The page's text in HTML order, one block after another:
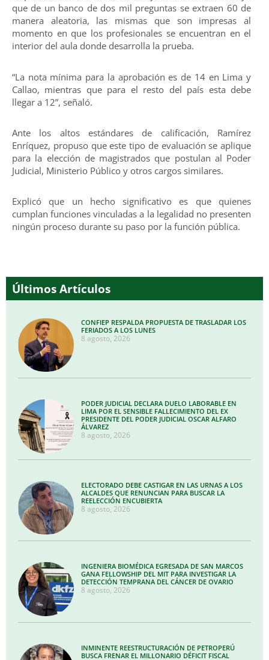
que de un banco de dos mil preguntas se extraen 60 de
manera aleatoria, las mismas que son impresas al
momento en que los profesionales se encuentran en el
interior del aula donde desarrolla la prueba.
“La nota mínima para la aprobación es de 14 en Lima y
Callao, mientras que para el resto del país esta debe
llegar a 12”, señaló.
Ante los altos estándares de calificación, Ramírez
Enríquez, propuso que este tipo de evaluación se aplique
para la elección de magistrados que postulan al Poder
Judicial, Ministerio Público y otros cargos similares.
Explicó que un hecho significativo es que quienes
cumplan funciones vinculadas a la legalidad no presenten
ningún proceso durante su paso por la función pública.
Últimos Artículos
CONFIEP RESPALDA PROPUESTA DE TRASLADAR LOS
FERIADOS A LOS LUNES
8 agosto, 2026
PODER JUDICIAL DECLARA DUELO LABORABLE EN
LIMA POR EL SENSIBLE FALLECIMIENTO DEL EX
PRESIDENTE DEL PODER JUDICIAL OSCAR ALFARO
ÁLVAREZ
8 agosto, 2026
ELECTORADO DEBE CASTIGAR EN LAS URNAS A LOS
ALCALDES QUE RENUNCIAN PARA BUSCAR LA
REELECCIÓN ENCUBIERTA
8 agosto, 2026
INGENIERA BIOMÉDICA EGRESADA DE SAN MARCOS
GANA FELLOWSHIP DEL MIT PARA INVESTIGAR LA
DETECCIÓN TEMPRANA DEL CÁNCER DE OVARIO
8 agosto, 2026
INMINENTE REESTRUCTURACIÓN DE PETROPERÚ
BUSCA FRENAR EL MILLONARIO DÉFICIT FISCAL